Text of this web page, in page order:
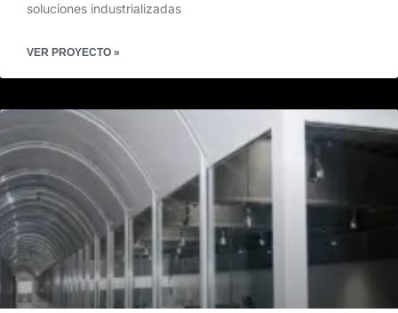
soluciones industrializadas
VER PROYECTO »